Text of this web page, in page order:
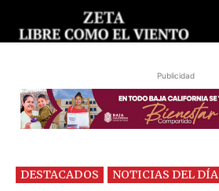
Publicidad
DESTACADOS NOTICIAS DEL DÍA